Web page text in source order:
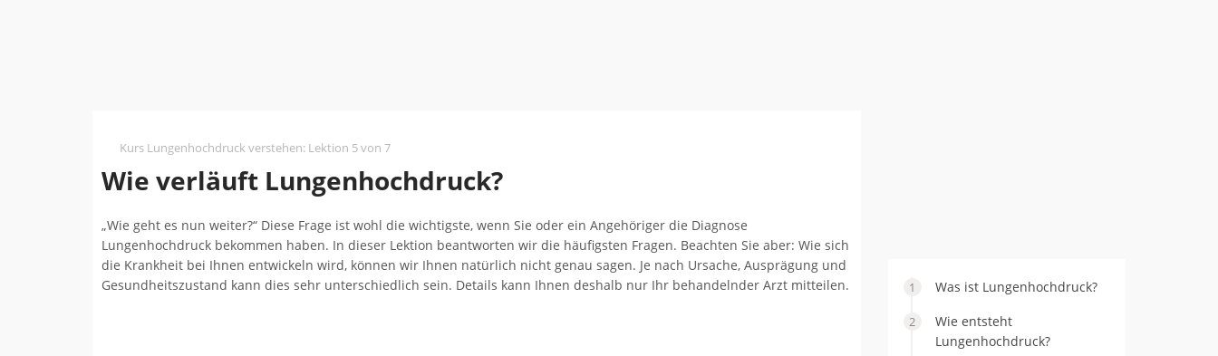
Kurs Lungenhochdruck verstehen: Lektion 5 von 7
Wie verläuft Lungenhochdruck?
„Wie geht es nun weiter?“ Diese Frage ist wohl die wichtigste, wenn Sie oder ein Angehöriger die Diagnose
Lungenhochdruck bekommen haben. In dieser Lektion beantworten wir die häufigsten Fragen. Beachten Sie aber: Wie sich
die Krankheit bei Ihnen entwickeln wird, können wir Ihnen natürlich nicht genau sagen. Je nach Ursache, Ausprägung und
Gesundheitszustand kann dies sehr unterschiedlich sein. Details kann Ihnen deshalb nur Ihr behandelnder Arzt mitteilen.
Was ist Lungenhochdruck?
Wie entsteht
Lungenhochdruck?